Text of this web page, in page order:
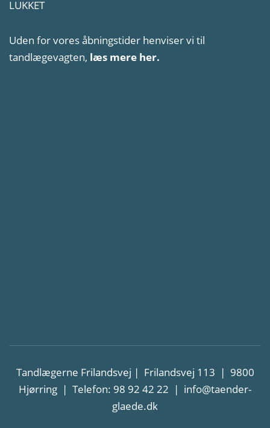
LUKKET
Uden for vores åbningstider henviser vi til
tandlægevagten, læs mere her.
Tandlægerne Frilandsvej | Frilandsvej 113 | 9800
Hjørring | Telefon: 98 92 42 22 | info@taender-
glaede.dk